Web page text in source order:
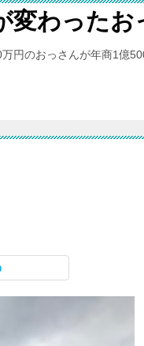
変わった
円のおっさんが年商1億